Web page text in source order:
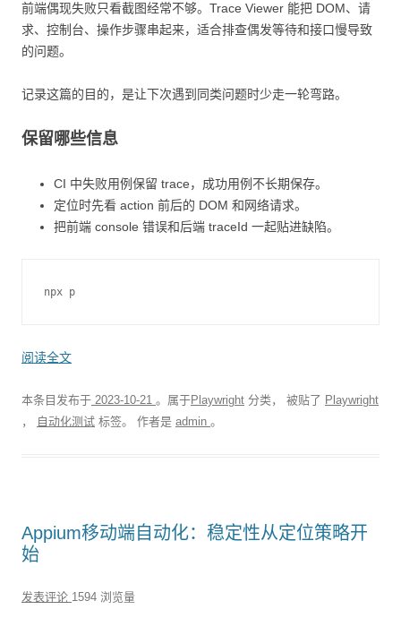
前端偶现失败只看截图经常不够。Trace Viewer 能把 DOM、请
求、控制台、操作步骤串起来，适合排查偶发等待和接口慢导致
的问题。
记录这篇的目的，是让下次遇到同类问题时少走一轮弯路。
保留哪些信息
CI 中失败用例保留 trace，成功用例不长期保存。
定位时先看 action 前后的 DOM 和网络请求。
把前端 console 错误和后端 traceId 一起贴进缺陷。
npx p
阅读全文
本条目发布于 2023-10-21 。属于Playwright 分类， 被贴了 Playwright
，
自动化测试 标签。 作者是 admin 。
Appium移动端自动化：稳定性从定位策略开
始
发表评论 1594 浏览量